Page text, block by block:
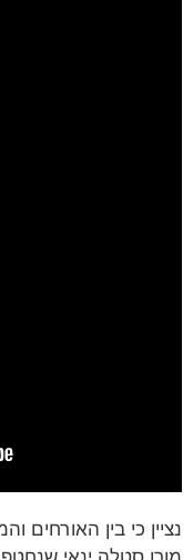
כי בין האורחים